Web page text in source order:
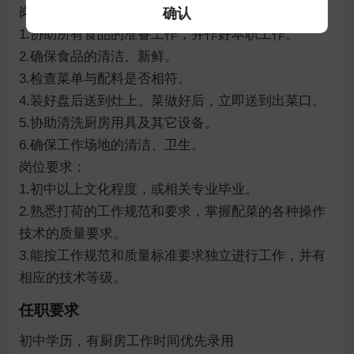
岗位职责：
1.协助所有食品的准备工作，并作好本职工作。
2.确保食品的清洁、新鲜。
3.检查菜单与配料是否相符。
4.装好盘后送到灶上。菜做好后，立即送到出菜口。
5.协助清洗厨房用具及其它设备。
6.确保工作场地的清洁、卫生。
岗位要求：
1.初中以上文化程度，或相关专业毕业。
2.熟悉打荷的工作规范和要求，掌握配菜的各种操作
技术的质量要求。
3.能按工作规范和质量标准要求独立进行工作，并有
相应的技术等级。
任职要求
初中学历，有厨房工作时间优先录用
确认